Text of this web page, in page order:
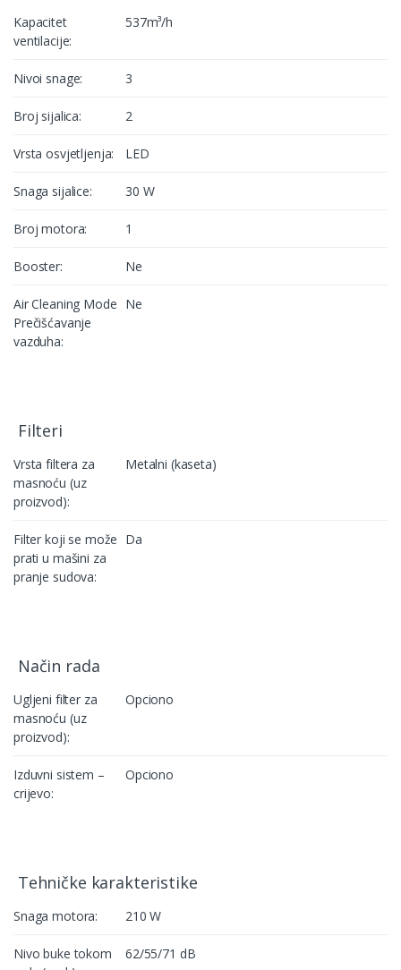
Kapacitet
ventilacije:
537m³/h
Nivoi snage: 3
Broj sijalica: 2
Vrsta osvjetljenja: LED
Snaga sijalice: 30 W
Broj motora: 1
Booster: Ne
Air Cleaning Mode
Prečišćavanje
vazduha:
Ne
Filteri
Vrsta filtera za
masnoću (uz
proizvod):
Metalni (kaseta)
Filter koji se može
prati u mašini za
pranje sudova:
Da
Način rada
Ugljeni filter za
masnoću (uz
proizvod):
Opciono
Izduvni sistem –
crijevo:
Opciono
Tehničke karakteristike
Snaga motora: 210 W
Nivo buke tokom
62/55/71 dB